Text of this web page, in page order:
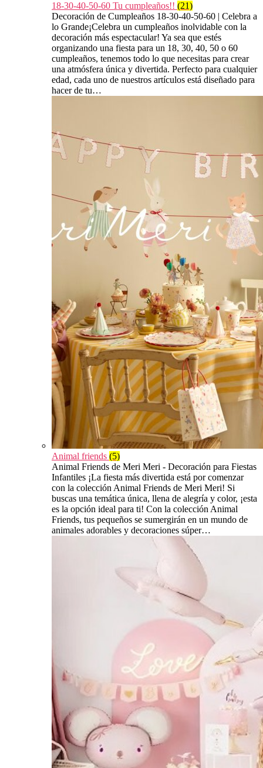
18-30-40-50-60 Tu cumpleaños!! (21)
Decoración de Cumpleaños 18-30-40-50-60 | Celebra a
lo Grande¡Celebra un cumpleaños inolvidable con la
decoración más espectacular! Ya sea que estés
organizando una fiesta para un 18, 30, 40, 50 o 60
cumpleaños, tenemos todo lo que necesitas para crear
una atmósfera única y divertida. Perfecto para cualquier
edad, cada uno de nuestros artículos está diseñado para
hacer de tu…
Animal friends (5)
Animal Friends de Meri Meri - Decoración para Fiestas
Infantiles ¡La fiesta más divertida está por comenzar
con la colección Animal Friends de Meri Meri! Si
buscas una temática única, llena de alegría y color, ¡esta
es la opción ideal para ti! Con la colección Animal
Friends, tus pequeños se sumergirán en un mundo de
animales adorables y decoraciones súper…